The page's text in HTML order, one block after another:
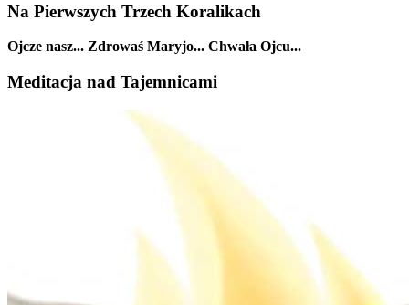
Na Pierwszych Trzech Koralikach
Ojcze nasz... Zdrowaś Maryjo... Chwała Ojcu...
Meditacja nad Tajemnicami